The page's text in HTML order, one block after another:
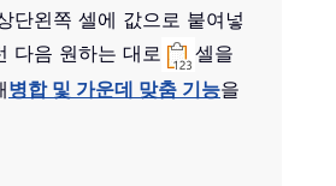
단왼쪽 셀에 값으로 붙여넣
다음 원하는 대로
셀을
병합 및 가운데 맞춤 기능을